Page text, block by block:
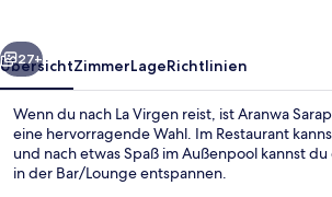
Weiter
27+
ÜbersichtZimmerLageRichtlinien
Wenn du nach La Virgen reist, ist Aranwa
eine hervorragende Wahl. Im Restaurant
und nach etwas Spaß im Außenpool kannst
in der Bar/Lounge entspannen.